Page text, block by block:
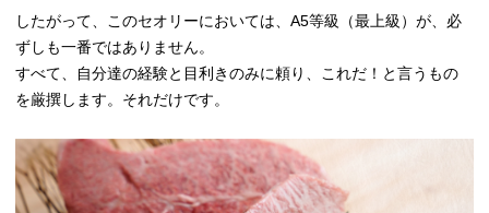
したがって、このセオリーにおいては、A5等級（最上級）が、必
ずしも一番ではありません。
すべて、自分達の経験と目利きのみに頼り、これだ！と言うもの
を厳撰します。それだけです。